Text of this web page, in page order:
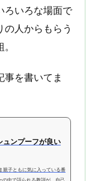
ろいろな場面で
人からもらう
事を書いてま
ュンプーフが良い
親子ともに気に入っている番